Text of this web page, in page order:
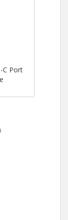
C Port